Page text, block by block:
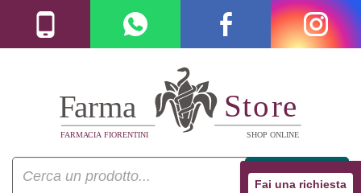
Fai una richiesta